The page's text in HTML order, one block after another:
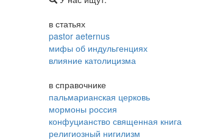
в статьях
pastor aeternus
мифы об индульгенциях
влияние католицизма
в справочнике
пальмарианская церковь
мормоны россия
конфуцианство священная книга
религиозный нигилизм